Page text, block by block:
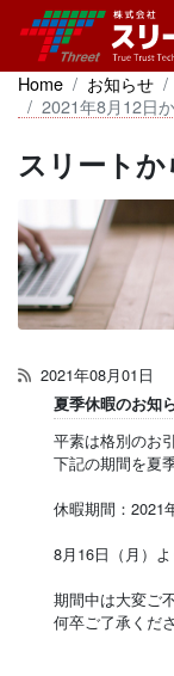
Home お知らせ
2021年8月12日
スリート
2021年08月01日
夏季休暇のお知
平素は格別のお
下記の期間を夏
休暇期間：2021
8月16日（月）よ
期間中は大変ご
何卒ご了承くだ